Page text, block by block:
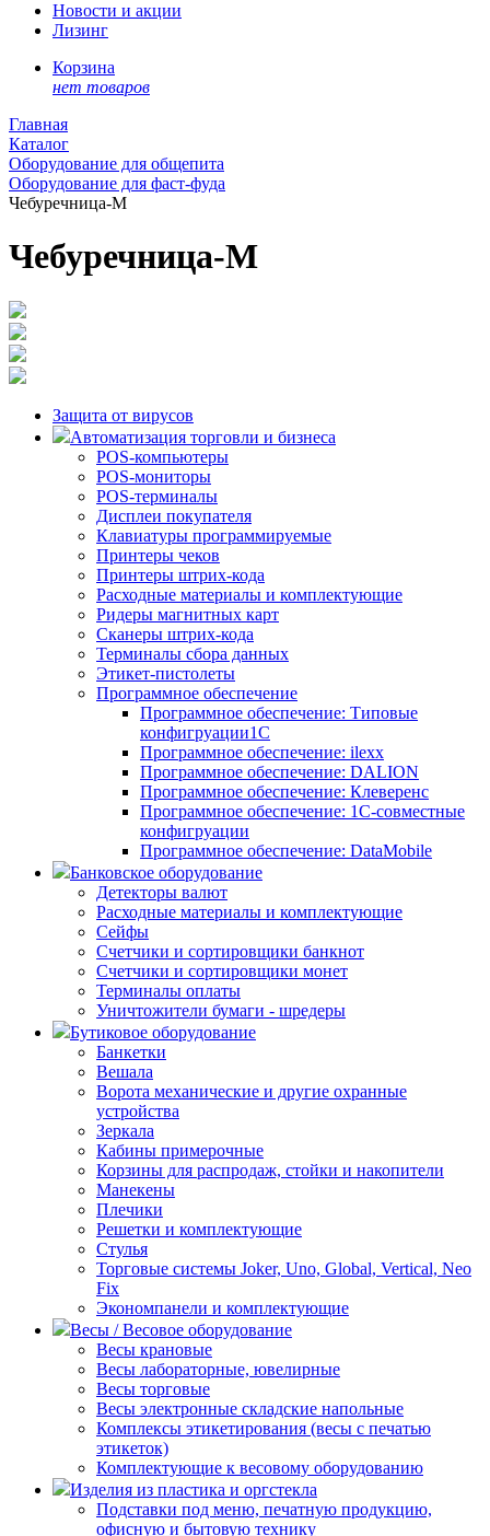
Новости и акции
Лизинг
Корзина
нет товаров
Главная
Каталог
Оборудование для общепита
Оборудование для фаст-фуда
Чебуречница-М
Чебуречница-М
Защита от вирусов
Автоматизация торговли и бизнеса
POS-компьютеры
POS-мониторы
POS-терминалы
Дисплеи покупателя
Клавиатуры программируемые
Принтеры чеков
Принтеры штрих-кода
Расходные материалы и комплектующие
Ридеры магнитных карт
Сканеры штрих-кода
Терминалы сбора данных
Этикет-пистолеты
Программное обеспечение
Программное обеспечение: Типовые
конфигруации1С
Программное обеспечение: ilexx
Программное обеспечение: DALION
Программное обеспечение: Клеверенс
Программное обеспечение: 1С-совместные
конфигруации
Программное обеспечение: DataMobile
Банковское оборудование
Детекторы валют
Расходные материалы и комплектующие
Сейфы
Счетчики и сортировщики банкнот
Счетчики и сортировщики монет
Терминалы оплаты
Уничтожители бумаги - шредеры
Бутиковое оборудование
Банкетки
Вешала
Ворота механические и другие охранные
устройства
Зеркала
Кабины примерочные
Корзины для распродаж, стойки и накопители
Манекены
Плечики
Решетки и комплектующие
Стулья
Торговые системы Joker, Uno, Global, Vertical, Neo
Fix
Экономпанели и комплектующие
Весы / Весовое оборудование
Весы крановые
Весы лабораторные, ювелирные
Весы торговые
Весы электронные складские напольные
Комплексы этикетирования (весы с печатью
этикеток)
Комплектующие к весовому оборудованию
Изделия из пластика и оргстекла
Подставки под меню, печатную продукцию,
офисную и бытовую технику